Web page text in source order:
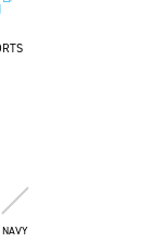
NAVY